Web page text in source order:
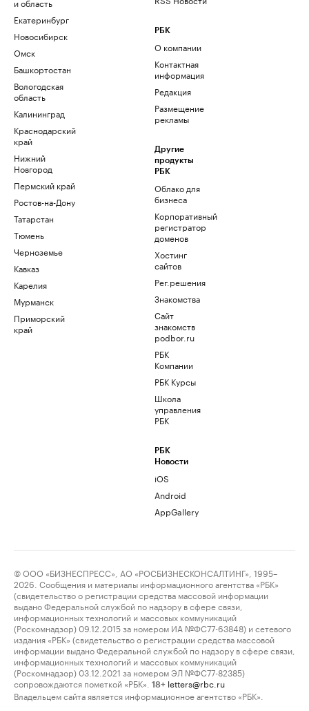
Екатеринбург
Новосибирск
Омск
Башкортостан
Вологодская
область
Калининград
Краснодарский
край
Нижний
Новгород
Пермский край
Ростов-на-Дону
Татарстан
Тюмень
Черноземье
Кавказ
Карелия
Мурманск
Приморский
край
РБК
О компании
Контактная
информация
Редакция
Размещение
рекламы
Другие
продукты
РБК
Облако для
бизнеса
Корпоративный
регистратор
доменов
Хостинг
сайтов
Рег.решения
Знакомства
Сайт
знакомств
podbor.ru
РБК
Компании
РБК Курсы
Школа
управления
РБК
РБК
Новости
iOS
Android
AppGallery
© ООО «БИЗНЕСПРЕСС», АО «РОСБИЗНЕСКОНСАЛТИНГ», 1995–
2026. Сообщения и материалы информационного агентства «РБК»
(свидетельство о регистрации средства массовой информации
выдано Федеральной службой по надзору в сфере связи,
информационных технологий и массовых коммуникаций
(Роскомнадзор) 09.12.2015 за номером ИА №ФС77-63848) и сетевого
издания «РБК» (свидетельство о регистрации средства массовой
информации выдано Федеральной службой по надзору в сфере связи,
информационных технологий и массовых коммуникаций
(Роскомнадзор) 03.12.2021 за номером ЭЛ №ФС77-82385)
сопровождаются пометкой «РБК».
18+ letters@rbc.ru
Владельцем сайта является информационное агентство «РБК».